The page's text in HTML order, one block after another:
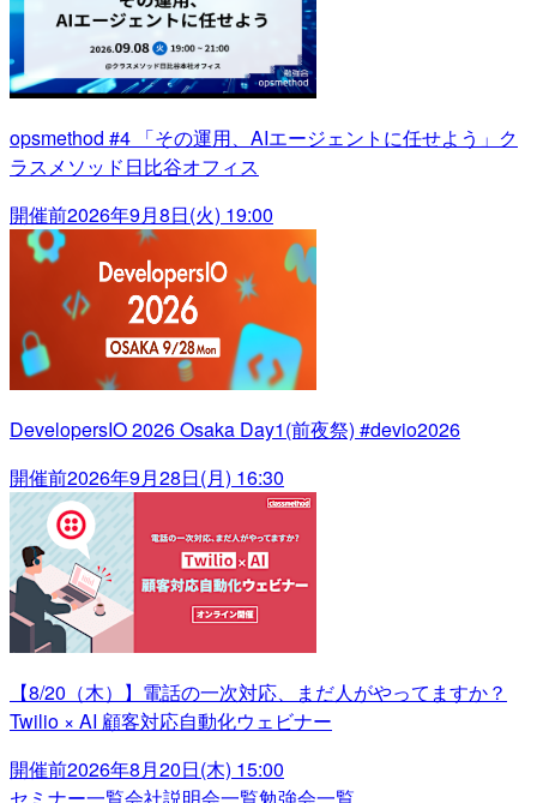
opsmethod #4 「その運用、AIエージェントに任せよう」ク
ラスメソッド日比谷オフィス
開催前2026年9月8日(火) 19:00
DevelopersIO 2026 Osaka Day1(前夜祭) #devio2026
開催前2026年9月28日(月) 16:30
【8/20（木）】電話の一次対応、まだ人がやってますか？
Twilio × AI 顧客対応自動化ウェビナー
開催前2026年8月20日(木) 15:00